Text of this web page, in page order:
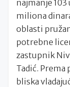
najmanje
miliona
oblasti
potrebne
zastupnik
Tadić. Prema
bliska